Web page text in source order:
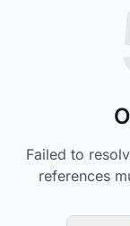
Failed to
references